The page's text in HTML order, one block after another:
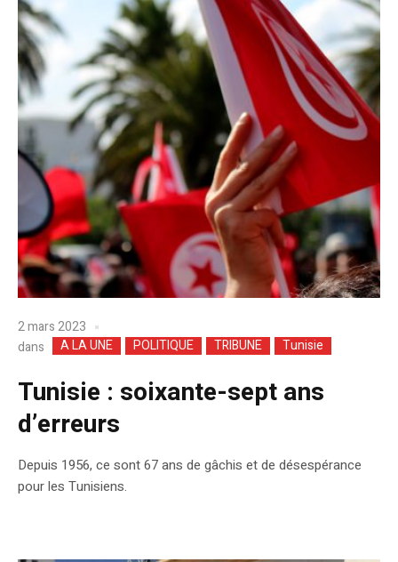
2 mars 2023
dans
A LA UNE POLITIQUE TRIBUNE Tunisie
Tunisie : soixante-sept ans
d’erreurs
Depuis 1956, ce sont 67 ans de gâchis et de désespérance
pour les Tunisiens.